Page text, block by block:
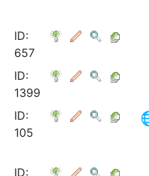
ID:
657
ID:
1399
ID:
105
ID: